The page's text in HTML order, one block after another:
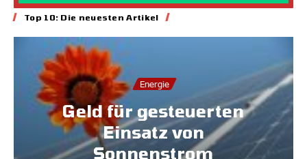
Top 10: Die neuesten Artikel
Energie
Geld für gesteuerten
Einsatz von
Sonnenstrom